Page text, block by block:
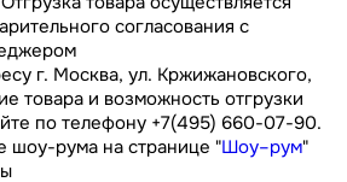
согласования с
г. Москва, ул. Кржижановского,
товара и возможность отгрузки
по телефону +7(495) 660-07-90.
шоу-рума на странице "Шоу–рум"